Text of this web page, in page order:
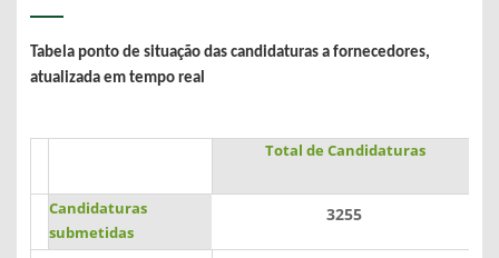
Tabela ponto de situação das candidaturas a fornecedores,
atualizada em tempo real
Total de Candidaturas
Candidaturas
submetidas
3255